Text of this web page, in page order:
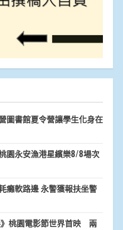
圖書館夏令營讓學生化身在
園永安漁港星繽樂8/8場次
癱軟路邊 永警獲報扶坐警
桃園電影節世界首映 兩